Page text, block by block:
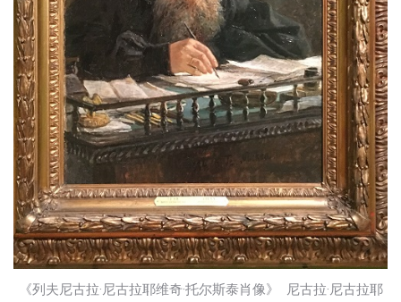
《列夫尼古拉·尼古拉耶维奇·托尔斯泰肖像》 尼古拉·尼古拉耶